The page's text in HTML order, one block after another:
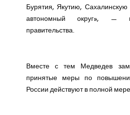
Бурятия, Якутию, Сахалинскую
автономный округ», —
правительства.
Вместе с тем Медведев
принятые меры по
России действуют в полной